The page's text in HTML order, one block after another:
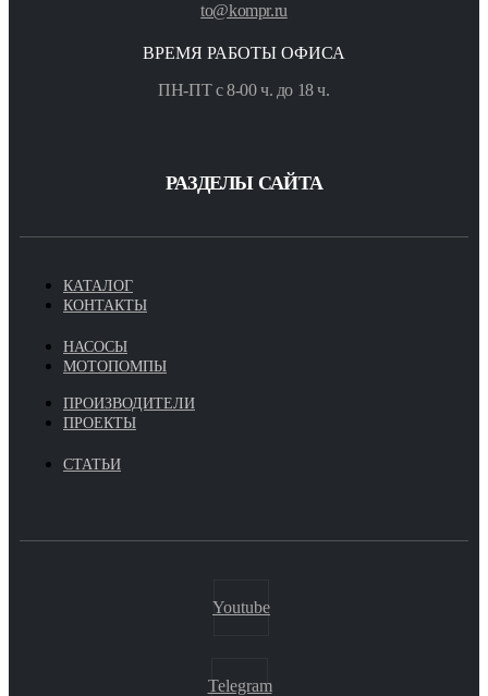
to@kompr.ru
ВРЕМЯ РАБОТЫ ОФИСА
ПН-ПТ с 8-00 ч. до 18 ч.
РАЗДЕЛЫ САЙТА
КАТАЛОГ
КОНТАКТЫ
НАСОСЫ
МОТОПОМПЫ
ПРОИЗВОДИТЕЛИ
ПРОЕКТЫ
СТАТЬИ
Youtube
Telegram